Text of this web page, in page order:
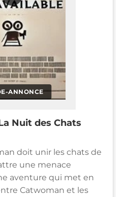
ANNONCE
Nuit des Chats
doit unir les chats de
une menace
aventure qui met en
Catwoman et les